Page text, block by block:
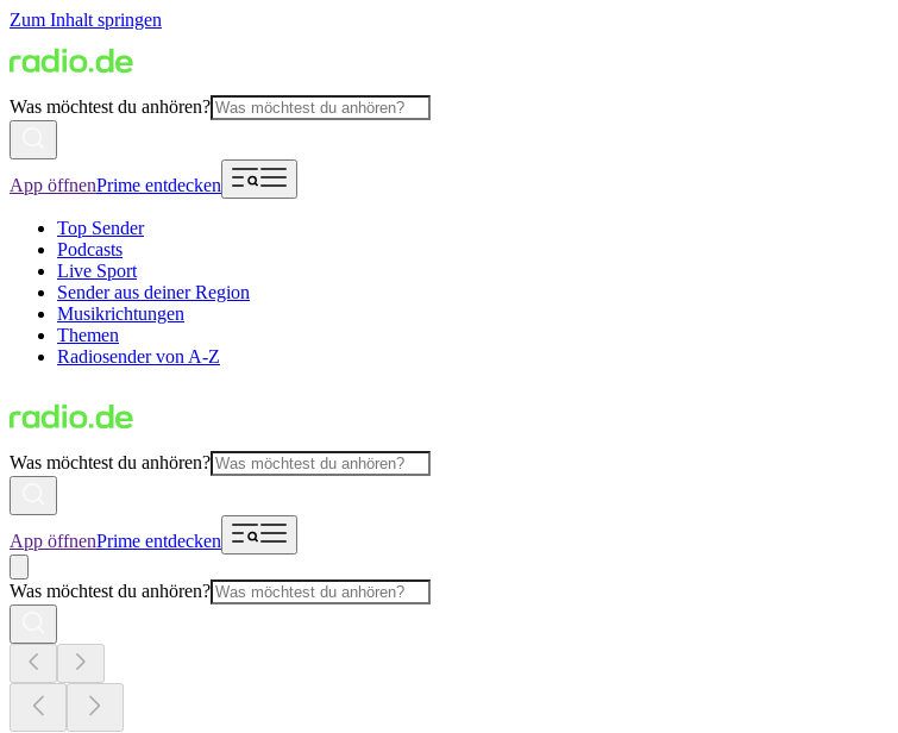
Zum Inhalt springen
Was möchtest du anhören?
App öffnenPrime entdecken
Top Sender
Podcasts
Live Sport
Sender aus deiner Region
Musikrichtungen
Themen
Radiosender von A-Z
Was möchtest du anhören?
App öffnenPrime entdecken
Was möchtest du anhören?